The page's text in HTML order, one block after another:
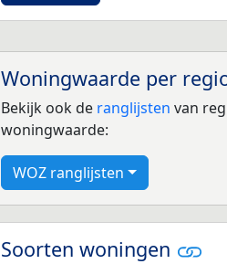
Woningwaarde per
Bekijk ook de ranglijsten van
woningwaarde:
WOZ ranglijsten
Soorten woningen